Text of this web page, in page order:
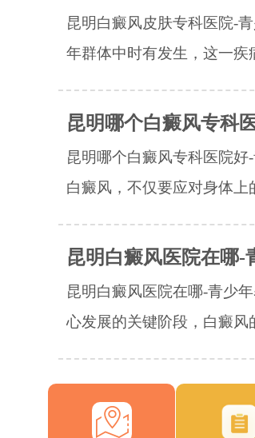
昆明白癜风皮肤专科医院-
年群体中时有发生，这一疾
昆明哪个白癜风专科
昆明哪个白癜风专科医院
白癜风，不仅要应对身体上
昆明白癜风医院在哪-
昆明白癜风医院在哪-青少
心发展的关键阶段，白癜风